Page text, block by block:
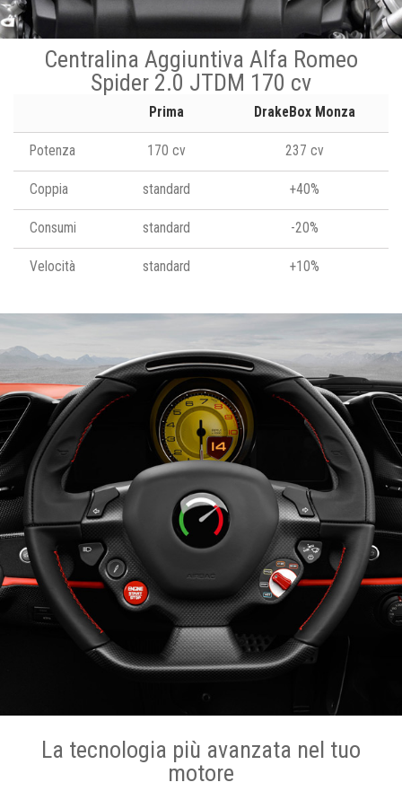
Centralina Aggiuntiva Alfa Romeo
Spider 2.0 JTDM 170 cv
Prima DrakeBox Monza
Potenza 170 cv 237 cv
Coppia standard +40%
Consumi standard -20%
Velocità standard +10%
La tecnologia più avanzata nel tuo
motore